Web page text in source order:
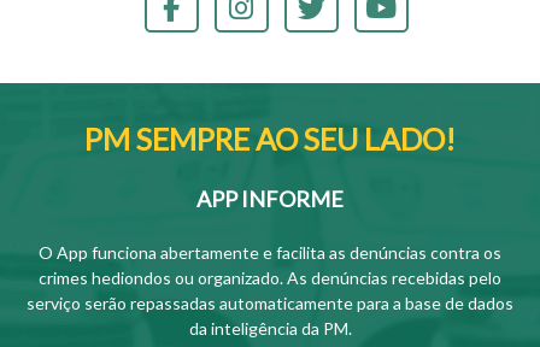
PM SEMPRE AO SEU LADO!
APP INFORME
O App funciona abertamente e facilita as denúncias contra os
crimes hediondos ou organizado. As denúncias recebidas pelo
serviço serão repassadas automaticamente para a base de dados
da inteligência da PM.